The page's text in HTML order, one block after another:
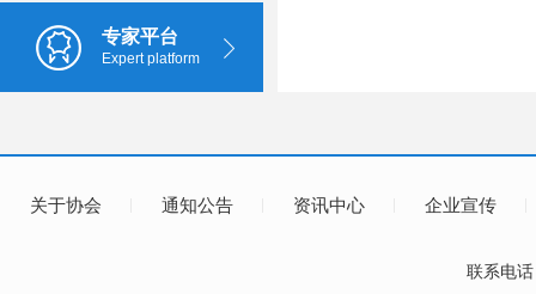
专家平台
Expert platform
关于协会 通知公告 资讯中心 企业宣传
联系电